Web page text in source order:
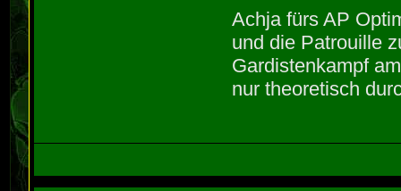
Achja fürs AP
und die Patrouille
Gardistenkampf
nur theoretisch